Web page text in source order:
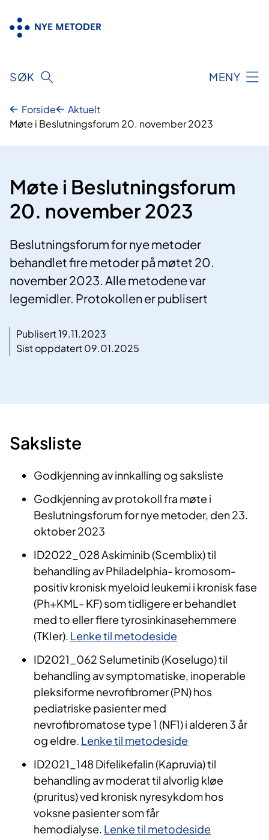
innhold
SØK MENY
Forside
Aktuelt
Møte i Beslutningsforum 20. november 2023
Møte i Beslutningsforum
20. november 2023
Beslutningsforum for nye metoder
behandlet fire metoder på møtet 20.
november 2023. Alle metodene var
legemidler. Protokollen er publisert
Publisert 19.11.2023
Sist oppdatert 09.01.2025
Saksliste
Godkjenning av innkalling og saksliste
Godkjenning av protokoll fra møte i
Beslutningsforum for nye metoder, den 23.
oktober 2023
ID2022_028 Askiminib (Scemblix) til
behandling av Philadelphia- kromosom-
positiv kronisk myeloid leukemi i kronisk fase
(Ph+KML- KF) som tidligere er behandlet
med to eller flere tyrosinkinasehemmere
(TKIer). Lenke til metodeside
ID2021_062 Selumetinib (Koselugo) til
behandling av symptomatiske, inoperable
pleksiforme nevrofibromer (PN) hos
pediatriske pasienter med
nevrofibromatose type 1 (NF1) i alderen 3 år
og eldre. Lenke til metodeside
ID2021_148 Difelikefalin (Kapruvia) til
behandling av moderat til alvorlig kløe
(pruritus) ved kronisk nyresykdom hos
voksne pasienter som får
hemodialyse. Lenke til metodeside